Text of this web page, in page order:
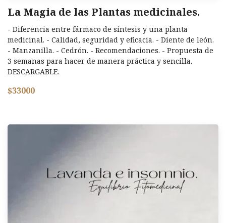
La Magia de las Plantas medicinales.
- Diferencia entre fármaco de síntesis y una planta
medicinal. - Calidad, seguridad y eficacia. - Diente de león.
- Manzanilla. - Cedrón. - Recomendaciones. - Propuesta de
3 semanas para hacer de manera práctica y sencilla.
DESCARGABLE.
$33000